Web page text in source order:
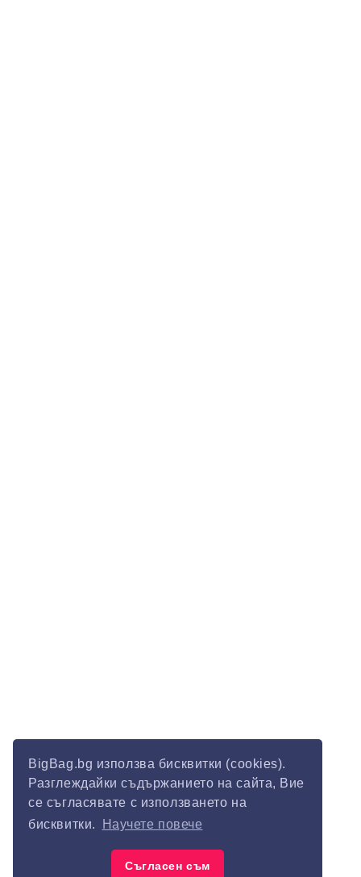
BigBag.bg използва бисквитки (cookies).
Разглеждайки съдържанието на сайта, Вие
се съгласявате с използването на
бисквитки.
Научете повече
Съгласен съм